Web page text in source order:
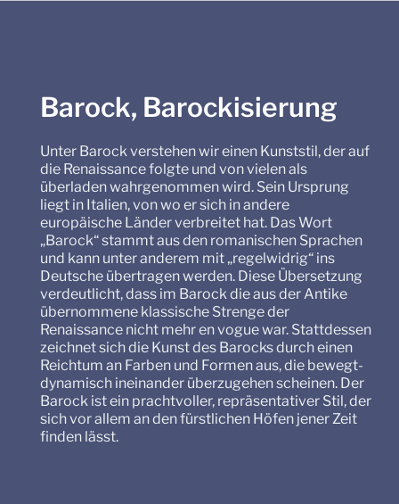
Barock, Barockisierung
Unter Barock verstehen wir einen Kunststil, der auf
die Renaissance folgte und von vielen als
überladen wahrgenommen wird. Sein Ursprung
liegt in Italien, von wo er sich in andere
europäische Länder verbreitet hat. Das Wort
„Barock“ stammt aus den romanischen Sprachen
und kann unter anderem mit „regelwidrig“ ins
Deutsche übertragen werden. Diese Übersetzung
verdeutlicht, dass im Barock die aus der Antike
übernommene klassische Strenge der
Renaissance nicht mehr en vogue war. Stattdessen
zeichnet sich die Kunst des Barocks durch einen
Reichtum an Farben und Formen aus, die bewegt-
dynamisch ineinander überzugehen scheinen. Der
Barock ist ein prachtvoller, repräsentativer Stil, der
sich vor allem an den fürstlichen Höfen jener Zeit
finden lässt.